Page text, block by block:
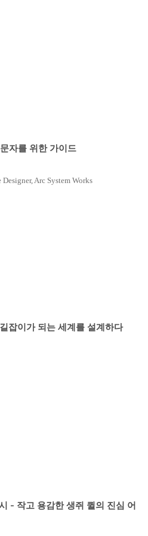
자를 위한 가이드
Arc System Works
잡이가 되는 세계를 설계하다
- 작고 용감한 생쥐 퀼의 진심 어